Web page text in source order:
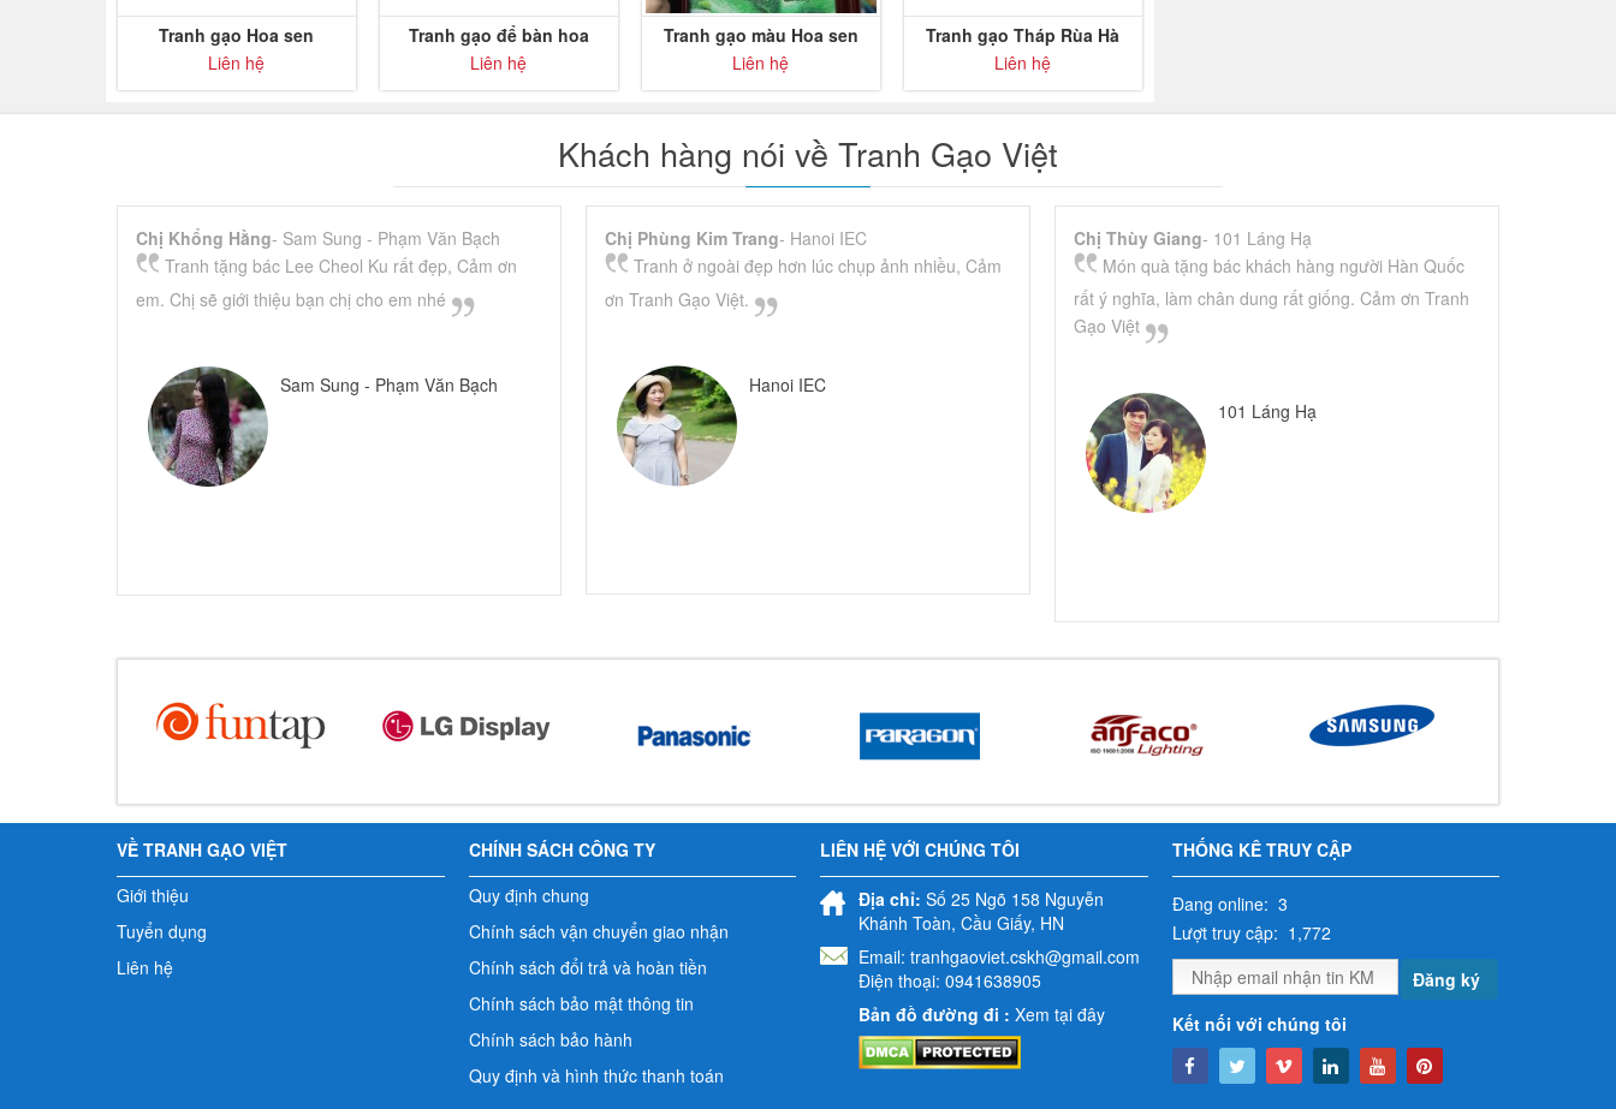
Tranh gạo Hoa sen
Liên hệ
Tranh gạo để bàn hoa
sen TDB015
Liên hệ
Tranh gạo màu Hoa sen
trắng
Liên hệ
Tranh gạo Tháp Rùa Hà
Nội khổ nhỏ
Liên hệ
Khách hàng nói về Tranh Gạo Việt
Chị Khổng Hằng- Sam Sung - Phạm Văn Bạch
Tranh tặng bác Lee Cheol Ku rất đẹp, Cảm ơn
em. Chị sẽ giới thiệu bạn chị cho em nhé
Sam Sung - Phạm Văn Bạch
Chị Phùng Kim Trang- Hanoi IEC
Tranh ở ngoài đẹp hơn lúc chụp ảnh nhiều, Cảm
ơn Tranh Gạo Việt.
Hanoi IEC
Chị Thùy Giang- 101 Láng Hạ
Món quà tặng bác khách hàng người Hàn Quốc
rất ý nghĩa, làm chân dung rất giống. Cảm ơn Tranh
Gạo Việt
101 Láng Hạ
VỀ TRANH GẠO VIỆT
Giới thiệu
Tuyển dụng
Liên hệ
CHÍNH SÁCH CÔNG TY
Quy định chung
Chính sách vận chuyển giao nhận
Chính sách đổi trả và hoàn tiền
Chính sách bảo mật thông tin
Chính sách bảo hành
Quy định và hình thức thanh toán
LIÊN HỆ VỚI CHÚNG TÔI
Địa chỉ: Số 25 Ngõ 158 Nguyễn
Khánh Toàn, Cầu Giấy, HN
Email: tranhgaoviet.cskh@gmail.com
Điện thoại: 0941638905
Bản đồ đường đi : Xem tại đây
THỐNG KÊ TRUY CẬP
Đang online: 3
Lượt truy cập: 1,772
Đăng ký
Kết nối với chúng tôi